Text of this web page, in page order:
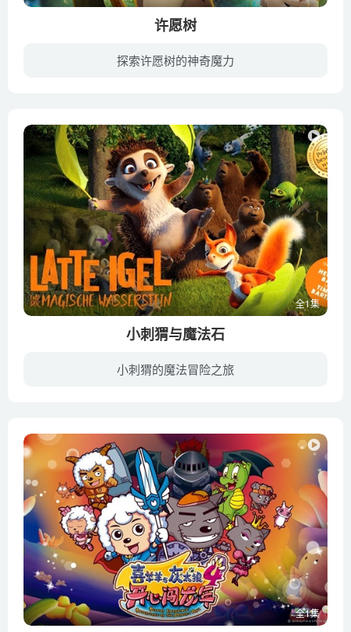
许愿树
探索许愿树的神奇魔力
全1集
小刺猬与魔法石
小刺猬的魔法冒险之旅
全1集